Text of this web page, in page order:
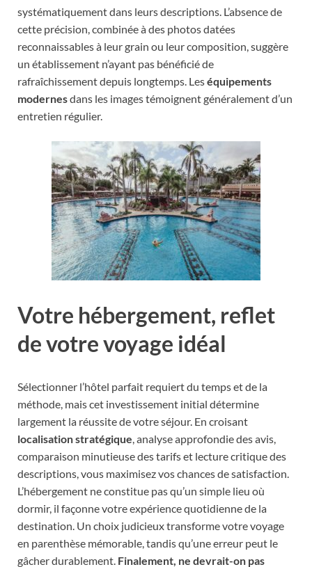
systématiquement dans leurs descriptions. L’absence de
cette précision, combinée à des photos datées
reconnaissables à leur grain ou leur composition, suggère
un établissement n’ayant pas bénéficié de
rafraîchissement depuis longtemps. Leséquipements
modernesdans les images témoignent généralement d’un
entretien régulier.
Votre hébergement, reflet
de votre voyage idéal
Sélectionner l’hôtel parfait requiert du temps et de la
méthode, mais cet investissement initial détermine
largement la réussite de votre séjour. En croisant
localisation stratégique, analyse approfondie des avis,
comparaison minutieuse des tarifs et lecture critique des
descriptions, vous maximisez vos chances de satisfaction.
L’hébergement ne constitue pas qu’un simple lieu où
dormir, il façonne votre expérience quotidienne de la
destination. Un choix judicieux transforme votre voyage
en parenthèse mémorable, tandis qu’une erreur peut le
gâcher durablement. Finalement, ne devrait-on pas